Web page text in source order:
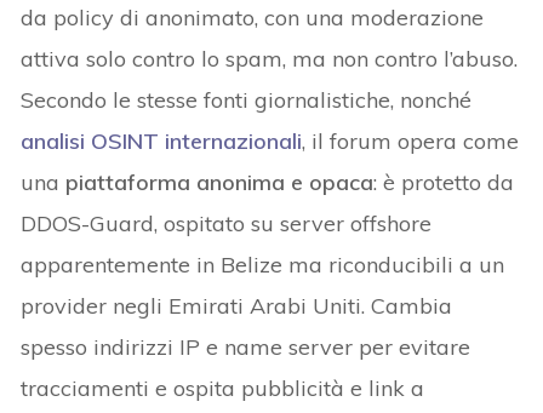
da policy di anonimato, con una moderazione
attiva solo contro lo spam, ma non contro l’abuso.
Secondo le stesse fonti giornalistiche, nonché
analisi OSINT internazionali, il forum opera come
una piattaforma anonima e opaca: è protetto da
DDOS-Guard, ospitato su server offshore
apparentemente in Belize ma riconducibili a un
provider negli Emirati Arabi Uniti. Cambia
spesso indirizzi IP e name server per evitare
tracciamenti e ospita pubblicità e link a